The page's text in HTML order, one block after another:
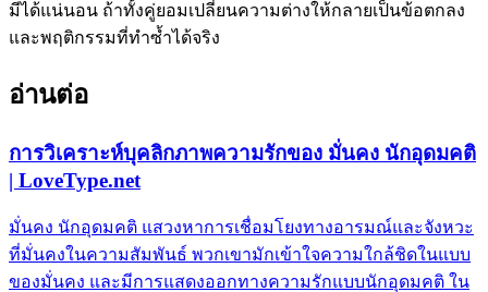
มีได้แน่นอน ถ้าทั้งคู่ยอมเปลี่ยนความต่างให้กลายเป็นข้อตกลง
และพฤติกรรมที่ทำซ้ำได้จริง
อ่านต่อ
การวิเคราะห์บุคลิกภาพความรักของ มั่นคง นักอุดมคติ
| LoveType.net
มั่นคง นักอุดมคติ แสวงหาการเชื่อมโยงทางอารมณ์และจังหวะ
ที่มั่นคงในความสัมพันธ์ พวกเขามักเข้าใจความใกล้ชิดในแบบ
ของมั่นคง และมีการแสดงออกทางความรักแบบนักอุดมคติ ใน